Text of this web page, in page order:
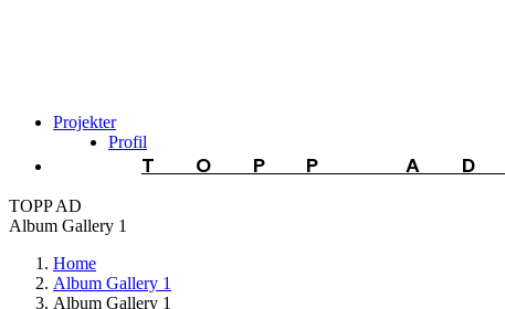
Projekter
Profil
TOPP AD
TOPP AD
Album Gallery 1
Home
Album Gallery 1
Album Gallery 1